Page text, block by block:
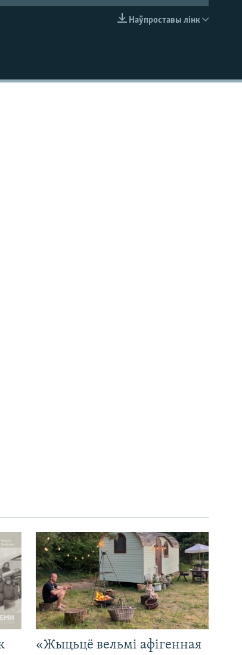
Наўпроставы лінк
«Жыцьцё вельмі афігенная